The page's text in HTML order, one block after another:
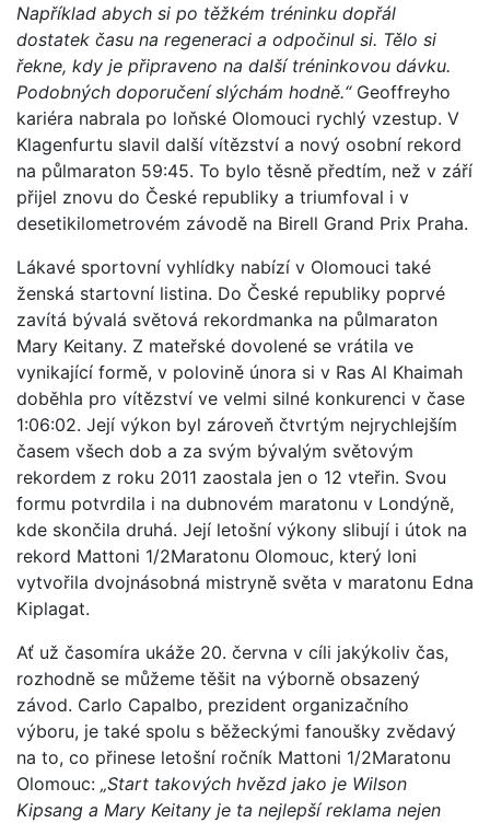
Například abych si po těžkém tréninku dopřál
dostatek času na regeneraci a odpočinul si. Tělo si
řekne, kdy je připraveno na další tréninkovou dávku.
Podobných doporučení slýchám hodně.“ Geoffreyho
kariéra nabrala po loňské Olomouci rychlý vzestup. V
Klagenfurtu slavil další vítězství a nový osobní rekord
na půlmaraton 59:45. To bylo těsně předtím, než v září
přijel znovu do České republiky a triumfoval i v
desetikilometrovém závodě na Birell Grand Prix Praha.
Lákavé sportovní vyhlídky nabízí v Olomouci také
ženská startovní listina. Do České republiky poprvé
zavítá bývalá světová rekordmanka na půlmaraton
Mary Keitany. Z mateřské dovolené se vrátila ve
vynikající formě, v polovině února si v Ras Al Khaimah
doběhla pro vítězství ve velmi silné konkurenci v čase
1:06:02. Její výkon byl zároveň čtvrtým nejrychlejším
časem všech dob a za svým bývalým světovým
rekordem z roku 2011 zaostala jen o 12 vteřin. Svou
formu potvrdila i na dubnovém maratonu v Londýně,
kde skončila druhá. Její letošní výkony slibují i útok na
rekord Mattoni 1/2Maratonu Olomouc, který loni
vytvořila dvojnásobná mistryně světa v maratonu Edna
Kiplagat.
Ať už časomíra ukáže 20. června v cíli jakýkoliv čas,
rozhodně se můžeme těšit na výborně obsazený
závod. Carlo Capalbo, prezident organizačního
výboru, je také spolu s běžeckými fanoušky zvědavý
na to, co přinese letošní ročník Mattoni 1/2Maratonu
Olomouc: „Start takových hvězd jako je Wilson
Kipsang a Mary Keitany je ta nejlepší reklama nejen